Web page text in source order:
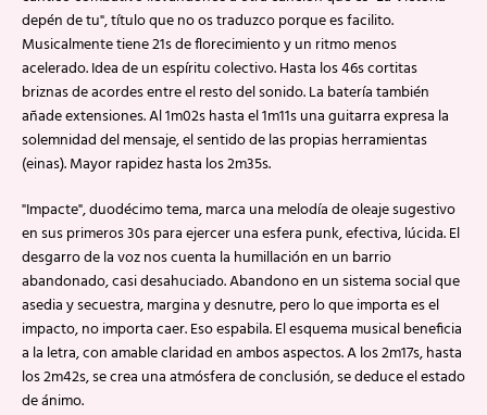
depén de tu", título que no os traduzco porque es facilito.
Musicalmente tiene 21s de florecimiento y un ritmo menos
acelerado. Idea de un espíritu colectivo. Hasta los 46s cortitas
briznas de acordes entre el resto del sonido. La batería también
añade extensiones. Al 1m02s hasta el 1m11s una guitarra expresa la
solemnidad del mensaje, el sentido de las propias herramientas
(einas). Mayor rapidez hasta los 2m35s.
"Impacte", duodécimo tema, marca una melodía de oleaje sugestivo
en sus primeros 30s para ejercer una esfera punk, efectiva, lúcida. El
desgarro de la voz nos cuenta la humillación en un barrio
abandonado, casi desahuciado. Abandono en un sistema social que
asedia y secuestra, margina y desnutre, pero lo que importa es el
impacto, no importa caer. Eso espabila. El esquema musical beneficia
a la letra, con amable claridad en ambos aspectos. A los 2m17s, hasta
los 2m42s, se crea una atmósfera de conclusión, se deduce el estado
de ánimo.